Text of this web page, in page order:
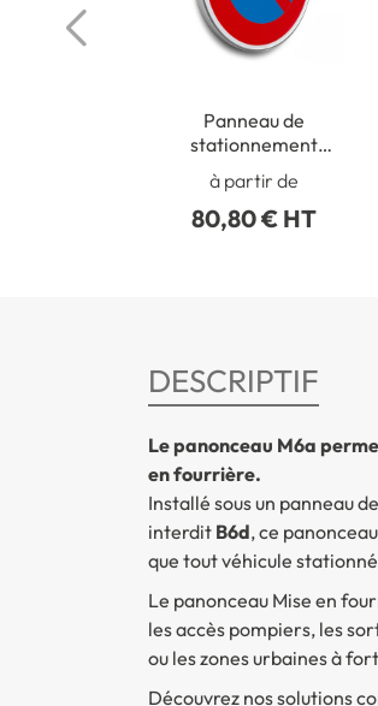
Panneau de
stationnement
interdit - B6a1
à partir de
80,80 € HT
DESCRIPTIF
Le panonceau M6a
en fourrière.
Installé sous un panneau
interdit B6d, ce
que tout véhicule
Le panonceau Mise en
les accès pompiers, les
ou les zones urbaines à
Découvrez nos solutions